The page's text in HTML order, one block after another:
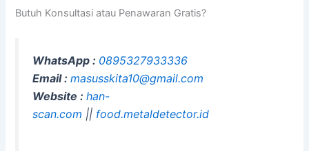
Butuh Konsultasi atau Penawaran Gratis?
WhatsApp : 0895327933336
Email :masusskita10@gmail.com
Website :han-
scan.com || food.metaldetector.id